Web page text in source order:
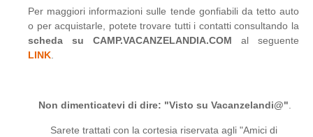
Per maggiori informazioni sulle tende gonfiabili da tetto auto
o per acquistarle, potete trovare tutti i contatti consultando la
scheda su CAMP.VACANZELANDIA.COM al seguente
LINK
Non dimenticatevi di dire: "Visto su Vacanzelandi@"
Sarete trattati con la cortesia riservata agli "Amici di